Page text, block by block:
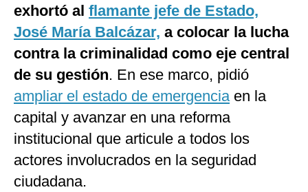
España
Internacional
Tecnología
Mix
G de Gestión
exhortó al flamante jefe de Estado,
José María Balcázar, a colocar la lucha
contra la criminalidad como eje central
de su gestión. En ese marco, pidió
ampliar el estado de emergenciaen la
capital y avanzar en una reforma
institucional que articule a todos los
actores involucrados en la seguridad
ciudadana.